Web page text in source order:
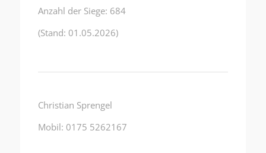
Anzahl der Siege: 684
(Stand: 01.05.2026)
Christian Sprengel
Mobil: 0175 5262167